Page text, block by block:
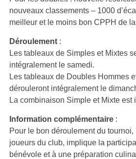
nouveaux classements – 1000
meilleur et le moins bon CPPH de
Déroulement:
Les tableaux de Simples et Mixtes
intégralement le samedi.
Les tableaux de Doubles Hommes
dérouleront intégralement le
La combinaison Simple et Mixte est
Information complémentaire:
Pour le bon déroulement du tournoi,
joueurs du club, implique la
bénévole et à une préparation